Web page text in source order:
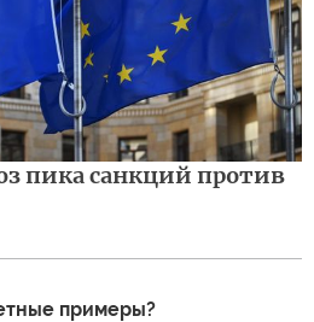
пика санкций против
примеры?